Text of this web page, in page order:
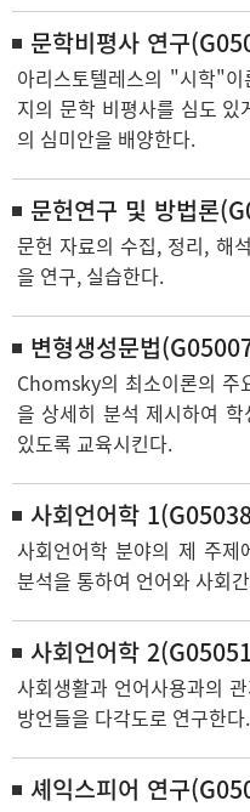
문학비평사 연구
아리스토텔레스의 "시학"
지의 문학 비평사를 심도 있
의 심미안을 배양한다.
문헌연구 및 방법론
문헌 자료의 수집, 정리, 해
을 연구, 실습한다.
변형생성문법
Chomsky의 최소이론의 주
을 상세히 분석 제시하여
있도록 교육시킨다.
사회언어학
사회언어학 분야의 제 주제
분석을 통하여 언어와 사회
사회언어학
사회생활과 언어사용과의
방언들을 다각도로 연구한다.
셰익스피어 연구